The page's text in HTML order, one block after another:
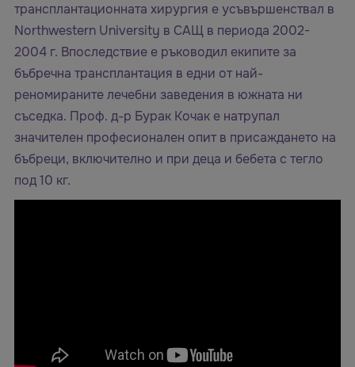
трансплантационната хирургия е усъвършенствал в
Northwestern University в САЩ в периода 2002-
2004 г. Впоследствие е ръководил екипите за
бъбречна трансплантация в едни от най-
реномираните лечебни заведения в южната ни
съседка. Проф. д-р Бурак Кочак е натрупал
значителен професионален опит в присаждането на
бъбреци, включително и при деца и бебета с тегло
под 10 кг.